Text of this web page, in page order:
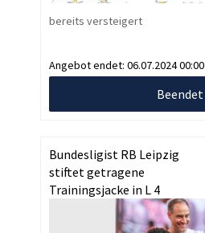
bereits versteigert
Angebot endet: 06.07.2024 00:00
Beendet
Bundesligist RB Leipzig
stiftet getragene
Trainingsjacke in L 4